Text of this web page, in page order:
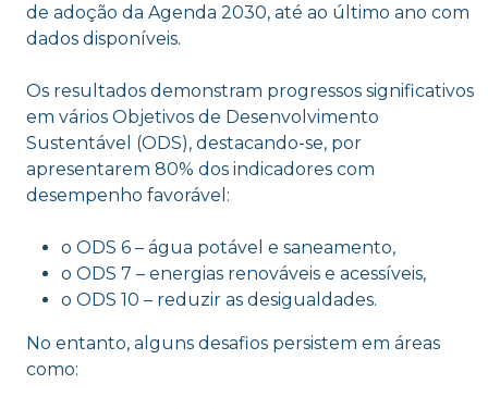
de adoção da Agenda 2030, até ao último ano com
dados disponíveis.
Os resultados demonstram progressos significativos
em vários Objetivos de Desenvolvimento
Sustentável (ODS), destacando-se, por
apresentarem 80% dos indicadores com
desempenho favorável:
o ODS 6 – água potável e saneamento,
o ODS 7 – energias renováveis e acessíveis,
o ODS 10 – reduzir as desigualdades.
No entanto, alguns desafios persistem em áreas
como: